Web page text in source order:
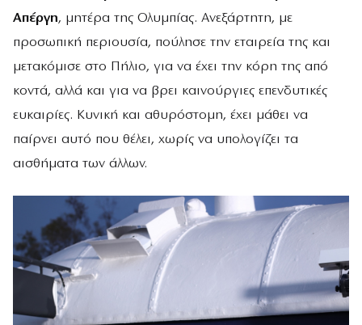
Απέργη, μητέρα της Ολυμπίας. Ανεξάρτητη, με
προσωπική περιουσία, πούλησε την εταιρεία της και
μετακόμισε στο Πήλιο, για να έχει την κόρη της από
κοντά, αλλά και για να βρει καινούργιες επενδυτικές
ευκαιρίες. Κυνική και αθυρόστομη, έχει μάθει να
παίρνει αυτό που θέλει, χωρίς να υπολογίζει τα
αισθήματα των άλλων.